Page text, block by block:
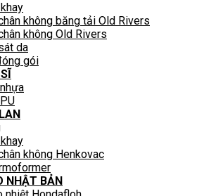
không băng tải Old Rivers
không Old Rivers
da
gói
không Henkovac
NHẬT BẢN